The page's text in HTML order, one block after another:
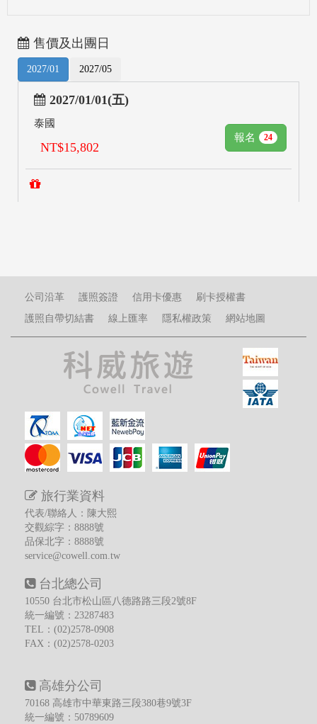
售價及出團日
2027/01 2027/05
2027/01/01(五)
泰國
NT$15,802
報名 24
公司沿革 護照簽證 信用卡優惠
刷卡授權書
護照自帶切結書
線上匯率 隱私權政策 網站地圖
旅行業資料
代表/聯絡人：陳大熙
交觀綜字：8888號
品保北字：8888號
service@cowell.com.tw
台北總公司
10550 台北市松山區八德路路三段2號8F
統一編號：23287483
TEL： (02)2578-0908
FAX：(02)2578-0203
高雄分公司
70168 高雄市中華東路三段380巷9號3F
統一編號：50789609